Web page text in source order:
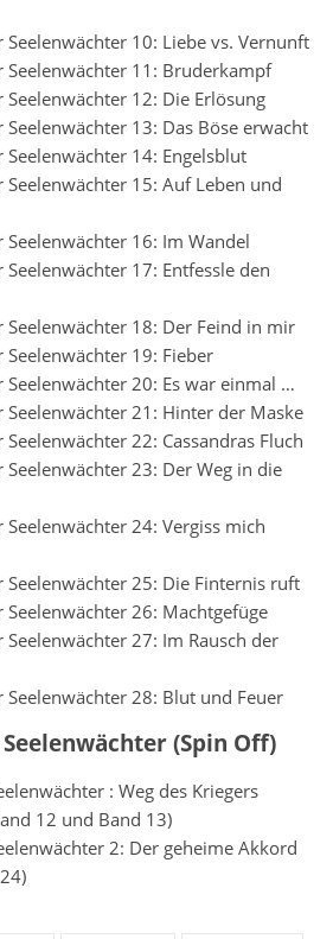
Seelenwächter 10: Liebe vs. Vernunft
Seelenwächter 11: Bruderkampf
12: Die Erlösung
13: Das Böse erwacht
14: Engelsblut
Seelenwächter 15: Auf Leben und
Seelenwächter 16: Im Wandel
17: Entfessle den
Seelenwächter 18: Der Feind in mir
19: Fieber
Seelenwächter 20: Es war einmal …
Seelenwächter 21: Hinter der Maske
22: Cassandras Fluch
Seelenwächter 23: Der Weg in die
24: Vergiss mich
Seelenwächter 25: Die Finternis ruft
Seelenwächter 26: Machtgefüge
27: Im Rausch der
Seelenwächter 28: Blut und Feuer
(Spin Off)
: Weg des Kriegers
12 und Band 13)
2: Der geheime Akkord